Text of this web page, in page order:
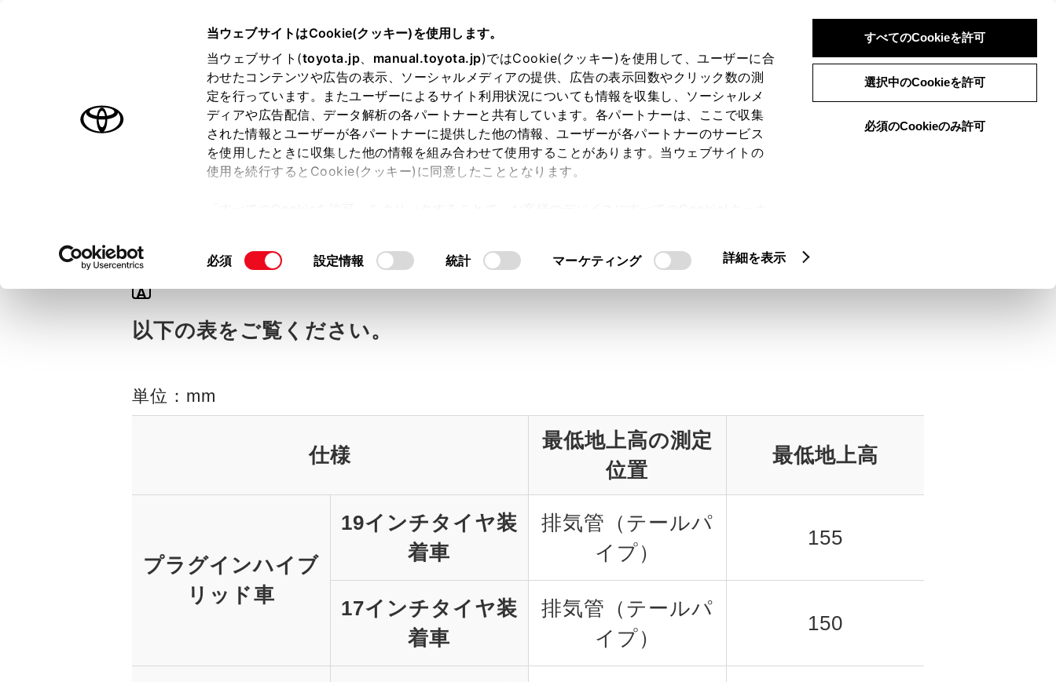
当ウェブサイトはCookie(クッキー)を使用します。
当ウェブサイト(toyota.jp、 manual.toyota.jp)ではCookie(クッキー)を使用して、ユーザーに合
わせたコンテンツや広告の表示、ソーシャルメディアの提供、広告の表示回数やクリック数の測
定を行っています。またユーザーによるサイト利用状況についても情報を収集し、ソーシャルメ
ディアや広告配信、データ解析の各パートナーと共有しています。各パートナーは、ここで収集
された情報とユーザーが各パートナーに提供した他の情報、ユーザーが各パートナーのサービス
を使用したときに収集した他の情報を組み合わせて使用することがあります。当ウェブサイトの
使用を続行するとCookie(クッキー)に同意したこととなります。
て」をご覧ください。
同
選
択
必須 設定情報 統計 マーケティング 詳細を表示
すべてのCookieを許可
選択中のCookieを許可
必須のCookieのみ許可
ログイン 検索 メニュー
オーナーサポート トピックス
A
以下の表をご覧ください。
単位：mm
仕様
最低地上高の測定
位置
最低地上高
プラグインハイブ
リッド車
19インチタイヤ装
着車
排気管（テールパ
イプ）
155
17インチタイヤ装
着車
排気管（テールパ
イプ）
150